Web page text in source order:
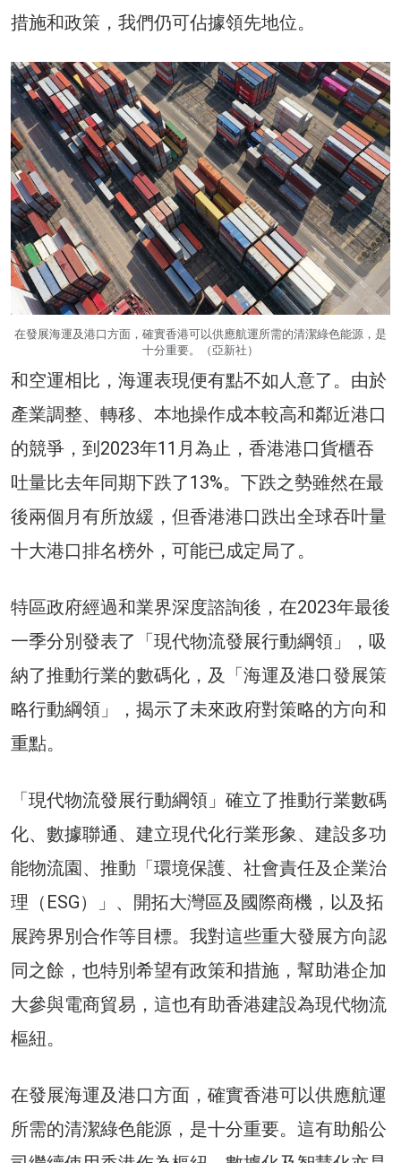
措施和政策，我們仍可佔據領先地位。
在發展海運及港口方面，確實香港可以供應航運所需的清潔綠色能源，是
十分重要。（亞新社）
和空運相比，海運表現便有點不如人意了。由於
產業調整、轉移、本地操作成本較高和鄰近港口
的競爭，到2023年11月為止，香港港口貨櫃吞
吐量比去年同期下跌了13%。下跌之勢雖然在最
後兩個月有所放緩，但香港港口跌出全球吞叶量
十大港口排名榜外，可能已成定局了。
特區政府經過和業界深度諮詢後，在2023年最後
一季分別發表了「現代物流發展行動綱領」，吸
納了推動行業的數碼化，及「海運及港口發展策
略行動綱領」，揭示了未來政府對策略的方向和
重點。
「現代物流發展行動綱領」確立了推動行業數碼
化、數據聯通、建立現代化行業形象、建設多功
能物流園、推動「環境保護、社會責任及企業治
理（ESG）」、開拓大灣區及國際商機，以及拓
展跨界別合作等目標。我對這些重大發展方向認
同之餘，也特別希望有政策和措施，幫助港企加
大參與電商貿易，這也有助香港建設為現代物流
樞紐。
在發展海運及港口方面，確實香港可以供應航運
所需的清潔綠色能源，是十分重要。這有助船公